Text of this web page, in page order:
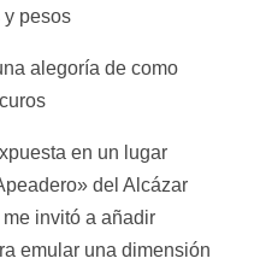
y pesos
alegoría de como
en un lugar
del Alcázar
invitó a añadir
emular una dimensión